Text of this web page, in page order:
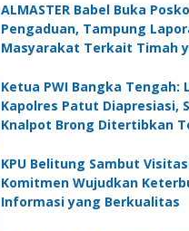
ALMASTER Babel Buka Posko
Pengaduan, Tampung
Masyarakat Terkait Timah
Ketua PWI Bangka Tengah:
Kapolres Patut Diapresiasi,
Knalpot Brong Ditertibkan
KPU Belitung Sambut
Komitmen Wujudkan
Informasi yang Berkualitas